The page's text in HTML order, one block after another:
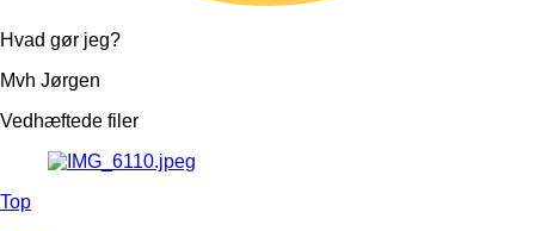
Hvad gør jeg?
Mvh Jørgen
Vedhæftede filer
Top